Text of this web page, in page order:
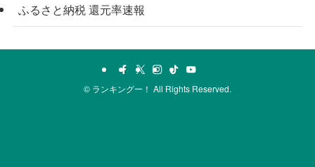
ふるさと納税 還元率速報
© ランキングー！ All Rights Reserved.